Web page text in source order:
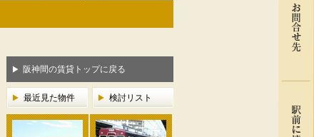
阪神間の賃貸トップに戻る
最近見た物件 検討リスト